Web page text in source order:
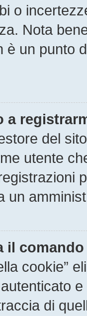
o
Nota
è un punto
a
del
utente
un
il
cookie”
di